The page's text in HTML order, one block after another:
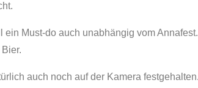
ein Must-do auch unabhängig vom
auch noch auf der Kamera